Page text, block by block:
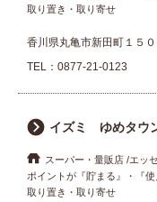
取り置き・取り寄せ
香川県丸亀市新田町１５０
TEL： 0877-21-0123
イズミ ゆめタウ
スーパー・量販店 エッ
ポイントが『貯まる』・『使
取り置き・取り寄せ